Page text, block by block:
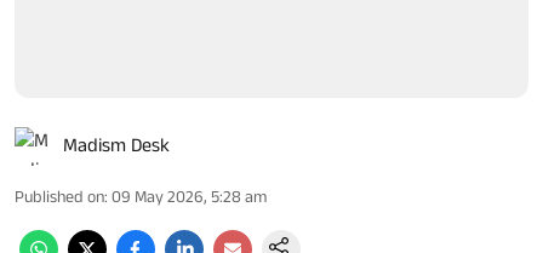
Madism Desk
Published on: 09 May 2026, 5:28 am